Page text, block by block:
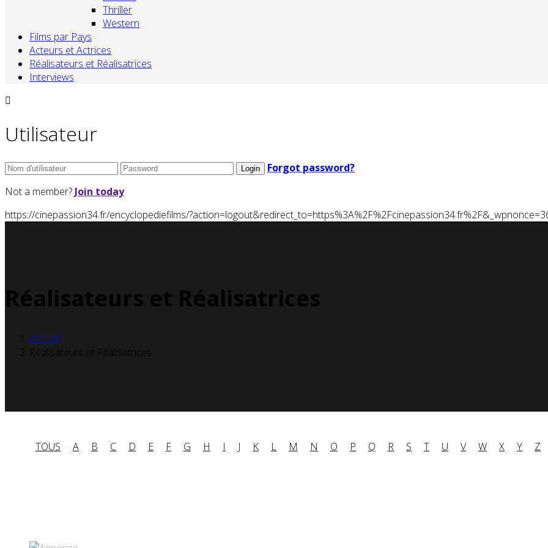
Thriller
Western
Films par Pays
Acteurs et Actrices
Réalisateurs et Réalisatrices
Interviews
Utilisateur
Forgot password?
Not a member? Join today
https://cinepassion34.fr/encyclopediefilms/
Réalisateurs et Réalisatrices
Accueil
Réalisateurs et Réalisatrices
TOUS A B C D E F G H I J K L M N O P Q R S T U V W X Y Z